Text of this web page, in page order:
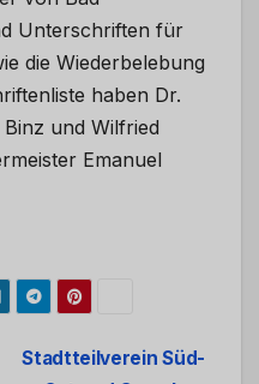
Unterschriften für
die Wiederbelebung
haben Dr.
und Wilfried
Emanuel
Stadtteilverein Süd-